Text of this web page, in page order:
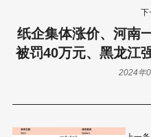
下
纸企集体涨价、河南
被罚40万元、黑龙江
清洁生产审核企业
2024年